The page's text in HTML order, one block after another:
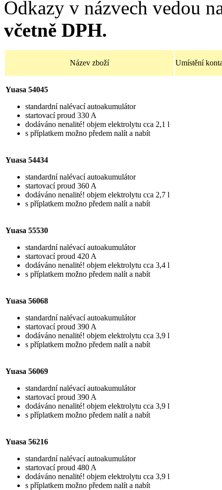
Odkazy v názvech vedou
včetně DPH.
Název zboží Umístění
Yuasa 54045
standardní nalévací autoakumulátor
startovací proud 330 A
dodáváno nenalité! objem elektrolytu cca 2,1 l
s příplatkem možno předem nalít a nabít
Yuasa 54434
standardní nalévací autoakumulátor
startovací proud 360 A
dodáváno nenalité! objem elektrolytu cca 2,7 l
s příplatkem možno předem nalít a nabít
Yuasa 55530
standardní nalévací autoakumulátor
startovací proud 420 A
dodáváno nenalité! objem elektrolytu cca 3,4 l
s příplatkem možno předem nalít a nabít
Yuasa 56068
standardní nalévací autoakumulátor
startovací proud 390 A
dodáváno nenalité! objem elektrolytu cca 3,9 l
s příplatkem možno předem nalít a nabít
Yuasa 56069
standardní nalévací autoakumulátor
startovací proud 390 A
dodáváno nenalité! objem elektrolytu cca 3,9 l
s příplatkem možno předem nalít a nabít
Yuasa 56216
standardní nalévací autoakumulátor
startovací proud 480 A
dodáváno nenalité! objem elektrolytu cca 3,9 l
s příplatkem možno předem nalít a nabít